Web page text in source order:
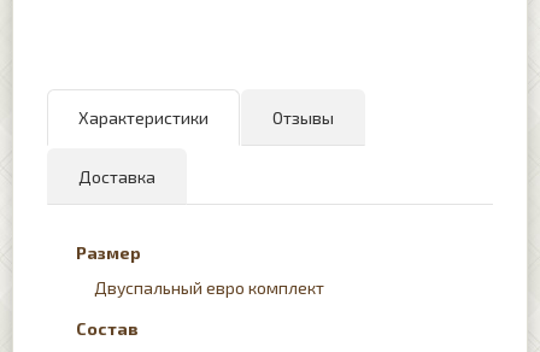
Характеристики Отзывы
Доставка
Размер
Двуспальный евро комплект
Состав